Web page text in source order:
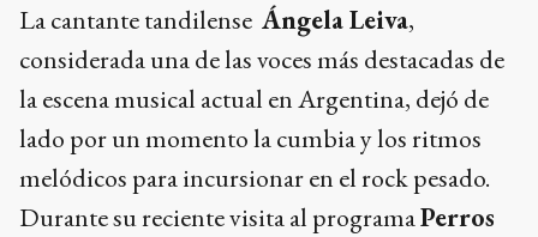
La cantante tandilense Ángela Leiva,
considerada una de las voces más destacadas de
la escena musical actual en Argentina, dejó de
lado por un momento la cumbia y los ritmos
melódicos para incursionar en el rock pesado.
Durante su reciente visita al programaPerros